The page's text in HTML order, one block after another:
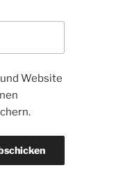
Website